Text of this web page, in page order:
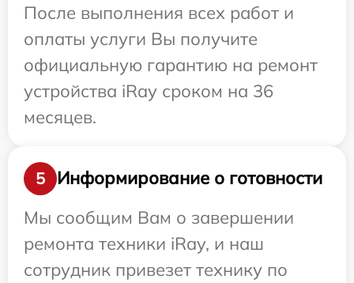
После выполнения всех работ и
оплаты услуги Вы получите
официальную гарантию на ремонт
устройства iRay сроком на 36
месяцев.
5
Информирование о готовности
Мы сообщим Вам о завершении
ремонта техники iRay, и наш
сотрудник привезет технику по